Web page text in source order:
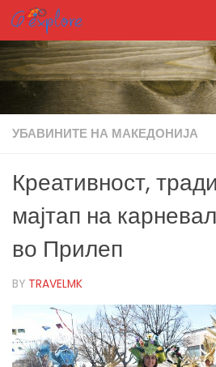
Skip to content
УБАВИНИТЕ НА МАКЕДОНИЈА
Креативност,
мајтап на
во Прилеп
BY TRAVELMK